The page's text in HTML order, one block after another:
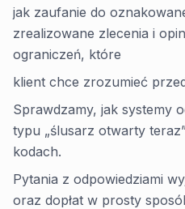
jak zaufanie do
zrealizowane zlecenia i
ograniczeń, które
klient chce zrozumieć
Sprawdzamy, jak systemy
typu „ślusarz otwarty
kodach.
Pytania z odpowiedziami
oraz dopłat w prosty